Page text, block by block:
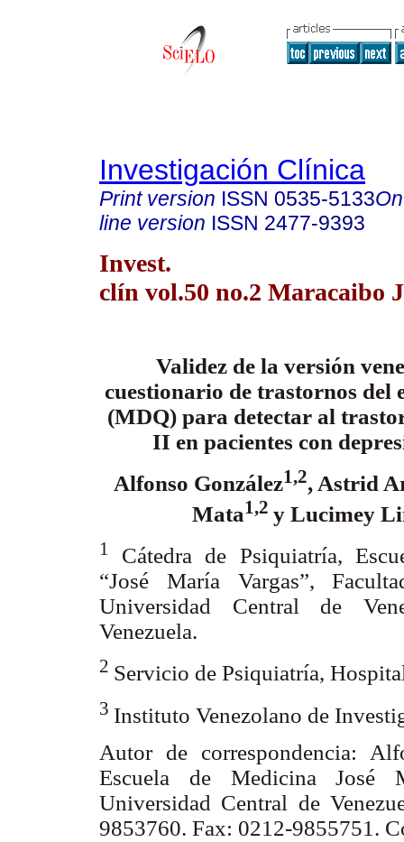
Investigación Clínica
Print version ISSN 0535-5133
line version ISSN 2477-9393
Invest.
clín vol.50 no.2 Maracaibo
Validez de la versión
cuestionario de trastornos del
(MDQ) para detectar al
II en pacientes con
Alfonso González1,2, Astrid
Mata1,2 y Lucimey
1 Cátedra de Psiquiatría,
“José María Vargas”,
Universidad Central de
Venezuela.
2 Servicio de Psiquiatría,
3 Instituto Venezolano de
Autor de correspondencia:
Escuela de Medicina José
Universidad Central de
9853760. Fax: 0212-9855751.